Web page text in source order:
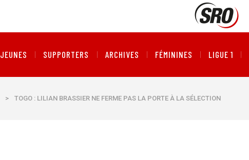
JEUNES SUPPORTERS ARCHIVES FÉMININES LIGUE 1
> TOGO : LILIAN BRASSIER NE FERME PAS LA PORTE À LA SÉLECTION